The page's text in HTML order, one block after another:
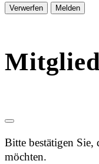
Melden
Bitte bestätigen Sie,
möchten.